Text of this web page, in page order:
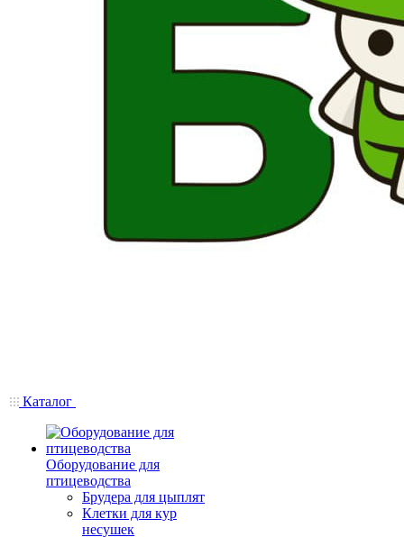
Каталог
Оборудование для
птицеводства
Брудера для цыплят
Клетки для кур
несушек